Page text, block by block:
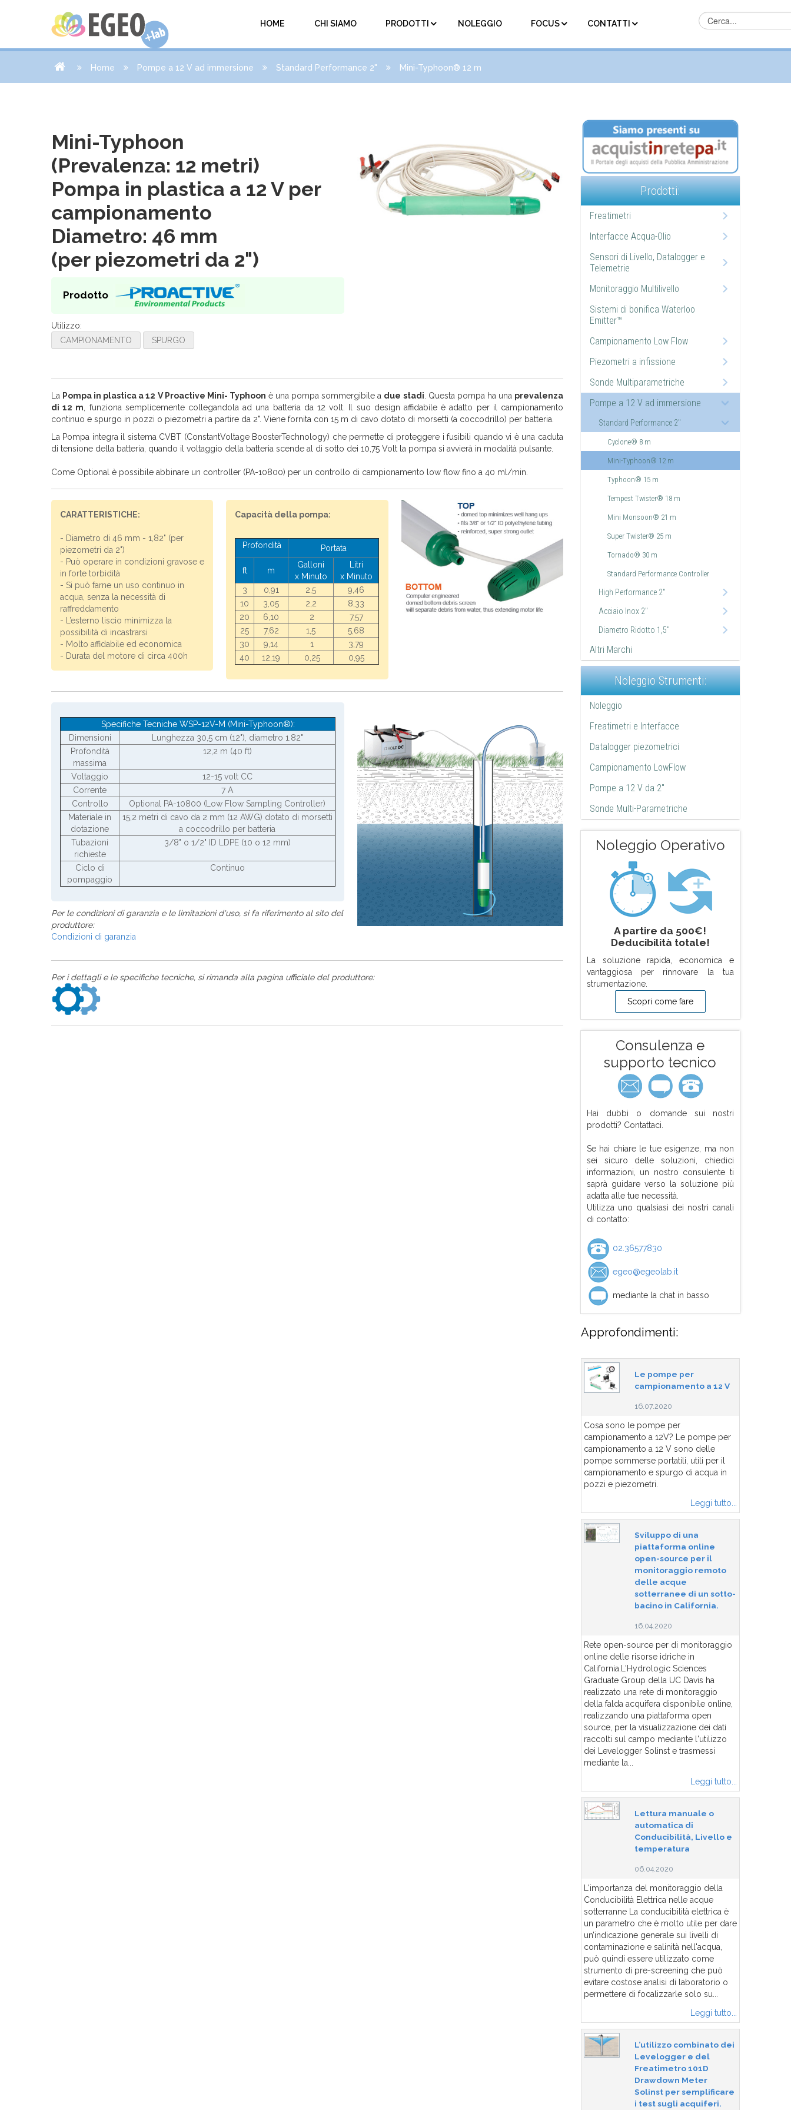
HOME CHI SIAMO PRODOTTI NOLEGGIO FOCUS CONTATTI
Home Pompe a 12 V ad immersione Standard Performance 2" Mini-Typhoon® 12 m
Mini-Typhoon
(Prevalenza: 12 metri)
Pompa in plastica a 12 V per
campionamento
Diametro: 46 mm
(per piezometri da 2")
Prodotto
Utilizzo:
CAMPIONAMENTO
SPURGO
La Pompa in plastica a 12 V Proactive Mini- Typhoon è una pompa sommergibile a due stadi . Questa pompa ha una prevalenza
di 12 m , funziona semplicemente collegandola ad una batteria da 12 volt. Il suo design affidabile è adatto per il campionamento
continuo e spurgo in pozzi o piezometri a partire da 2". Viene fornita con 15 m di cavo dotato di morsetti (a coccodrillo) per batteria.
La Pompa integra il sistema CVBT (ConstantVoltage BoosterTechnology) che permette di proteggere i fusibili quando vi è una caduta
di tensione della batteria, quando il voltaggio della batteria scende al di sotto dei 10,75 Volt la pompa si avvierà in modalità pulsante.
Come Optional è possibile abbinare un controller (PA-10800) per un controllo di campionamento low flow fino a 40 ml/min.
CARATTERISTICHE:
- Diametro di 46 mm - 1,82" (per
piezometri da 2")
- Può operare in condizioni gravose e
in forte torbidità
- Si può farne un uso continuo in
acqua, senza la necessità di
raffreddamento
- L’esterno liscio minimizza la
possibilità di incastrarsi
- Molto affidabile ed economica
- Durata del motore di circa 400h
Capacità della pompa:
Profondità Portata
ft m
Galloni
x Minuto
Litri
x Minuto
3
0,91 2,5
9,46
10
3,05 2,2
8,33
20
6,10 2
7,57
25
7,62 1,5
5,68
30
9,14 1
3,79
40
12,19 0,25 0,95
Specifiche Tecniche WSP-12V-M (Mini-Typhoon®):
Dimensioni
Lunghezza 30,5 cm (12"), diametro 1.82"
Profondità
massima
12,2 m (40 ft)
Voltaggio
12-15 volt CC
Corrente
7 A
Controllo
Optional PA-10800 (Low Flow Sampling Controller)
Materiale in
dotazione
15,2 metri di cavo da 2 mm (12 AWG) dotato di morsetti
a coccodrillo per batteria
Tubazioni
richieste
3/8" o 1/2" ID LDPE (10 o 12 mm)
Ciclo di
pompaggio
Continuo
Per le condizioni di garanzia e le limitazioni d'uso, si fa riferimento al sito del
produttore:
Condizioni di garanzia
Per i dettagli e le specifiche tecniche, si rimanda alla pagina ufficiale del produttore:
Prodotti:
Freatimetri
Interfacce Acqua-Olio
Sensori di Livello, Datalogger e
Telemetrie
Monitoraggio Multilivello
Sistemi di bonifica Waterloo
Emitter™
Campionamento Low Flow
Piezometri a infissione
Sonde Multiparametriche
Pompe a 12 V ad immersione
Standard Performance 2"
Cyclone® 8 m
Mini-Typhoon® 12 m
Typhoon® 15 m
Tempest Twister® 18 m
Mini Monsoon® 21 m
Super Twister® 25 m
Tornado® 30 m
Standard Performance Controller
High Performance 2"
Acciaio Inox 2"
Diametro Ridotto 1,5"
Altri Marchi
Noleggio Strumenti:
Noleggio
Freatimetri e Interfacce
Datalogger piezometrici
Campionamento LowFlow
Pompe a 12 V da 2"
Sonde Multi-Parametriche
Noleggio Operativo
A partire da 500€!
Deducibilità totale!
La soluzione rapida, economica e
vantaggiosa per rinnovare la tua
strumentazione.
Scopri come fare
Consulenza e
supporto tecnico
Hai dubbi o domande sui nostri
prodotti? Contattaci.
Se hai chiare le tue esigenze, ma non
sei sicuro delle soluzioni, chiedici
informazioni, un nostro consulente ti
saprà guidare verso la soluzione più
adatta alle tue necessità.
Utilizza uno qualsiasi dei nostri canali
di contatto:
02.36577830
egeo@egeolab.it
mediante la chat in basso
Approfondimenti:
Le pompe per
campionamento a 12 V
16.07.2020
Cosa sono le pompe per
campionamento a 12V? Le pompe per
campionamento a 12 V sono delle
pompe sommerse portatili, utili per il
campionamento e spurgo di acqua in
pozzi e piezometri.
Leggi tutto...
Sviluppo di una
piattaforma online
open-source per il
monitoraggio remoto
delle acque
sotterranee di un sotto-
bacino in California.
16.04.2020
Rete open-source per di monitoraggio
online delle risorse idriche in
California.L'Hydrologic Sciences
Graduate Group della UC Davis ha
realizzato una rete di monitoraggio
della falda acquifera disponibile online,
realizzando una piattaforma open
source, per la visualizzazione dei dati
raccolti sul campo mediante l'utilizzo
dei Levelogger Solinst e trasmessi
mediante la...
Leggi tutto...
Lettura manuale o
automatica di
Conducibilità, Livello e
temperatura
06.04.2020
L'importanza del monitoraggio della
Conducibilità Elettrica nelle acque
sotterranne La conducibilità elettrica è
un parametro che è molto utile per dare
un’indicazione generale sui livelli di
contaminazione e salinità nell'acqua,
può quindi essere utilizzato come
strumento di pre-screening che può
evitare costose analisi di laboratorio o
permettere di focalizzarle solo su...
Leggi tutto...
L’utilizzo combinato dei
Levelogger e del
Freatimetro 101D
Drawdown Meter
Solinst per semplificare
i test sugli acquiferi.